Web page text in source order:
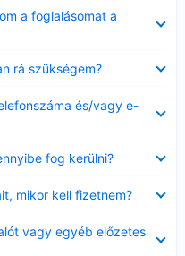
a foglalásomat a
rá szükségem?
és/vagy e-
fog kerülni?
mikor kell fizetnem?
vagy egyéb előzetes